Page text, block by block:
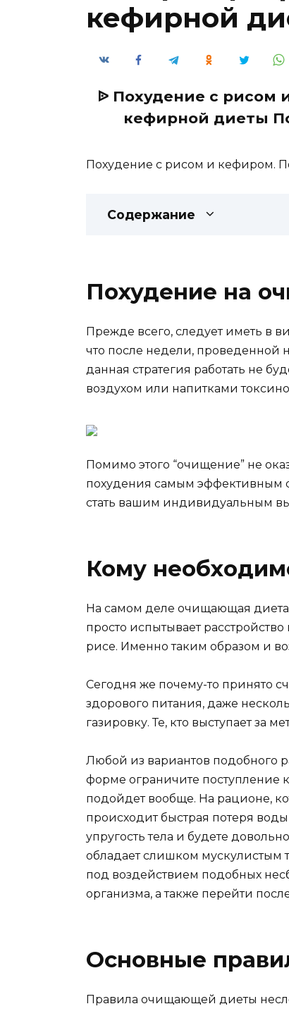
кефирной
ᐉ Похудение с
кефирной диеты
Похудение с рисом и кефиром.
Содержание
Похудение на
Прежде всего, следует иметь в
что после недели, проведенной
данная стратегия работать не
воздухом или напитками
Помимо этого “очищение” не
похудения самым эффективным
стать вашим индивидуальным
Кому
На самом деле очищающая диета
просто испытывает
рисе. Именно таким образом и
Сегодня же почему-то принято
здорового питания, даже
газировку. Те, кто выступает за
Любой из вариантов подобного
форме ограничите поступление
подойдет вообще. На рационе,
происходит быстрая потеря
упругость тела и будете
обладает слишком мускулистым
под воздействием подобных
организма, а также перейти
Основные
Правила очищающей диеты